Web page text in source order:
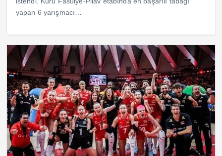
yapan 6 yarışmacı…